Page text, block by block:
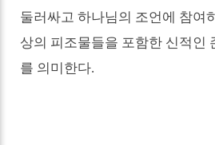
둘러싸고 하나님의 조언에 참여
상의 피조물들을 포함한 신적인
를 의미한다.